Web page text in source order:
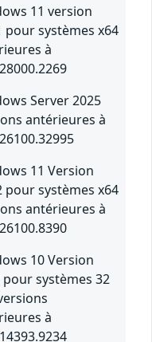
11 version
pour systèmes x64
à
Server 2025
antérieures à
11 Version
pour systèmes x64
antérieures à
10 Version
pour systèmes 32
à